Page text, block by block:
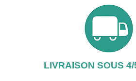
LIVRAISON SOUS